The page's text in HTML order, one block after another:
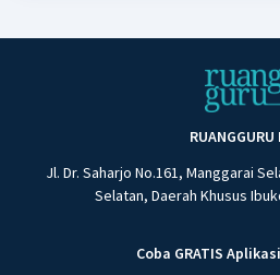
RUANGGURU
Jl. Dr. Saharjo No.161, Manggarai
Selatan, Daerah Khusus
Coba GRATIS